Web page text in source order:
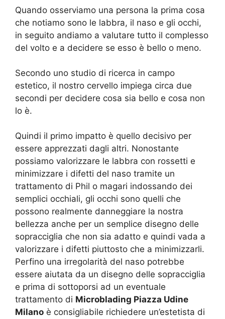
Quando osserviamo una persona la prima cosa
che notiamo sono le labbra, il naso e gli occhi,
in seguito andiamo a valutare tutto il complesso
del volto e a decidere se esso è bello o meno.
Secondo uno studio di ricerca in campo
estetico, il nostro cervello impiega circa due
secondi per decidere cosa sia bello e cosa non
lo è.
Quindi il primo impatto è quello decisivo per
essere apprezzati dagli altri. Nonostante
possiamo valorizzare le labbra con rossetti e
minimizzare i difetti del naso tramite un
trattamento di Phil o magari indossando dei
semplici occhiali, gli occhi sono quelli che
possono realmente danneggiare la nostra
bellezza anche per un semplice disegno delle
sopracciglia che non sia adatto e quindi vada a
valorizzare i difetti piuttosto che a minimizzarli.
Perfino una irregolarità del naso potrebbe
essere aiutata da un disegno delle sopracciglia
e prima di sottoporsi ad un eventuale
trattamento di Microblading Piazza Udine
Milano è consigliabile richiedere un’estetista di